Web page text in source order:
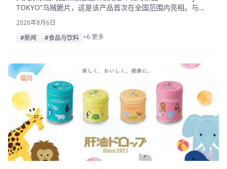
TOKYO”乌贼脆片，这是该产品首次在全国范围内亮相。与此
同时，快闪店限定的“LOVE ebby! TOKYO”虾片以及韩国品牌
JUNGNAMMI 逼真的蔬菜造型甜面包也一同登场。
2026年8月6日
#新闻
#食品与饮料 +6 更多
福冈